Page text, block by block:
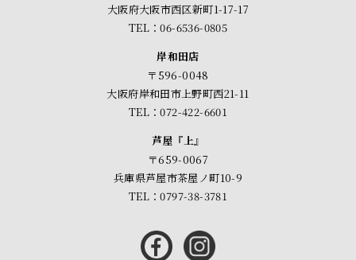
大阪府大阪市西区新町1-17-17
TEL：06-6536-0805
岸和田店
〒596-0048
大阪府岸和田市上野町西21-11
TEL：072-422-6601
芦屋『上』
〒659-0067
兵庫県芦屋市茶屋ノ町10-9
TEL：0797-38-3781